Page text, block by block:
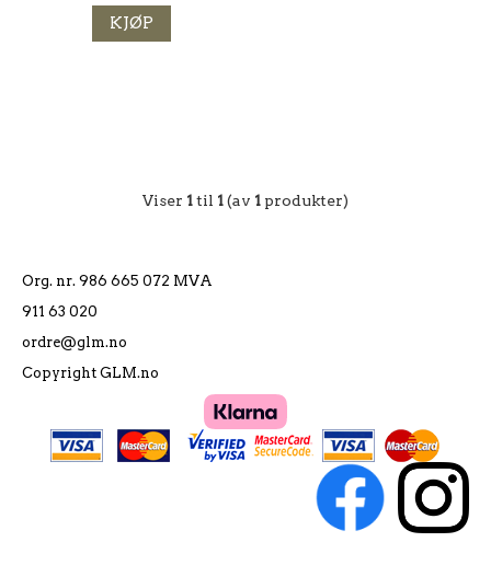
KJØP
Viser 1til 1(av 1 produkter)
Org. nr. 986 665 072 MVA
911 63 020
ordre@glm.no
Copyright GLM.no